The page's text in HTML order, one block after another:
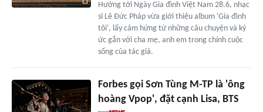
Hướng tới Ngày Gia đình Việt Nam 28.6, nhạc
sĩ Lê Đức Pháp vừa giới thiệu album 'Gia đình
tôi', lấy cảm hứng từ những câu chuyện và ký
ức gắn với cha mẹ, anh em trong chính cuộc
sống của tác giả.
Forbes gọi Sơn Tùng M-TP là 'ông
hoàng Vpop', đặt cạnh Lisa, BTS